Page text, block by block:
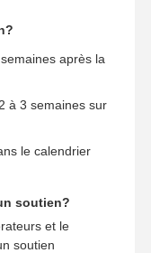
après la
à 3 semaines sur
le calendrier
soutien?
et le
soutien